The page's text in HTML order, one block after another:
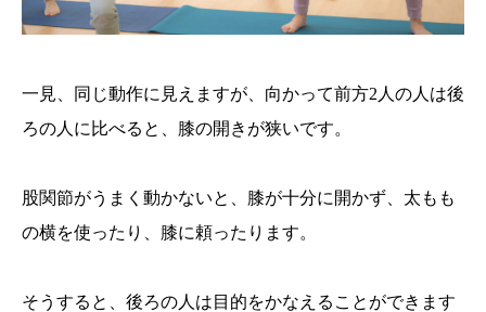
一見、同じ動作に見えますが、向かって前方2人の人は後
ろの人に比べると、膝の開きが狭いです。
股関節がうまく動かないと、膝が十分に開かず、太もも
の横を使ったり、膝に頼ったります。
そうすると、後ろの人は目的をかなえることができます